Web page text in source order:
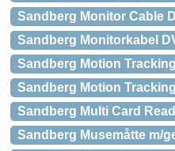
Sandberg Monitor Cable
Sandberg Monitorkabel
Sandberg Motion
Sandberg Motion
Sandberg Multi Card
Sandberg Musemåtte m/